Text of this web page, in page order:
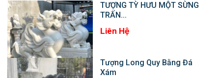
TƯỢNG TỲ HƯU MỘT SỪNG
TRẤN...
Liên Hệ
Tượng Long Quy Bằng Đá
Xám